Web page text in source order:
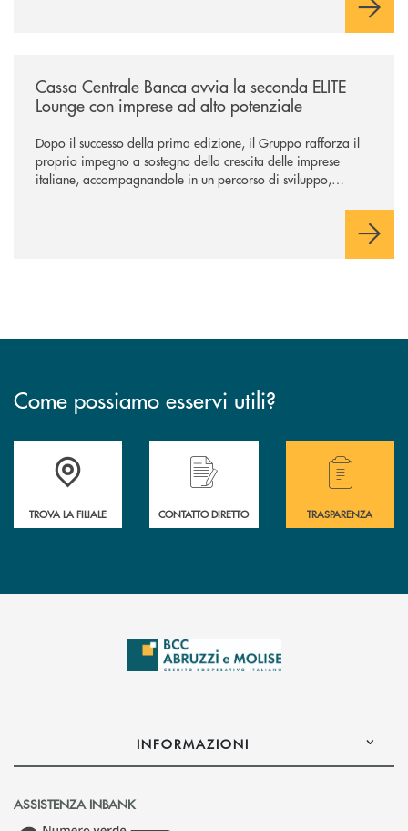
Cassa Centrale Banca avvia la seconda ELITE
Lounge con imprese ad alto potenziale
Dopo il successo della prima edizione, il Gruppo rafforza il
proprio impegno a sostegno della crescita delle imprese
italiane, accompagnandole in un percorso di sviluppo,
Come possiamo esservi utili?
Accedi all' elenco completo delle filiali .
TROVA LA FILIALE CONTATTO DIRETTO
Hai bisogno di
TRASPARENZA
INFORMAZIONI
ASSISTENZA INBANK